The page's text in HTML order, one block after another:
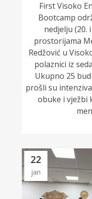
First Visoko
Bootcamp
nedjelju (20.
prostorijama
Redžović u
polaznici iz
Ukupno 25
prošli su
obuke i vježbi
22
jan